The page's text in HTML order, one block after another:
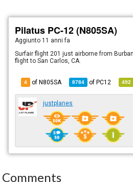
Pilatus PC-12 (N805SA)
Aggiunto 11 anni fa
Surfair flight 201 just airborne from
flight to San Carlos, CA.
4 of N805SA 8784 ofPC12 492
justplanes
Comments